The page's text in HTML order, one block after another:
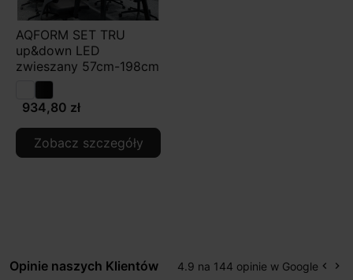
AQFORM SET TRU
up&down LED
zwieszany 57cm-198cm
934,80 zł
Zobacz szczegóły
Opinie naszych Klientów 4.9 na 144 opinie w Google keyboard_arrow_left keyboard_arrow_right